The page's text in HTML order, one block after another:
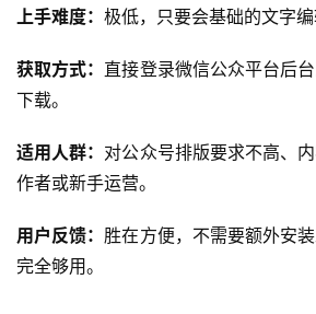
上手难度： 极低，只要会基础的文字编
获取方式： 直接登录微信公众平台后
下载。
适用人群： 对公众号排版要求不高、
作者或新手运营。
用户反馈： 胜在方便，不需要额外安
完全够用。